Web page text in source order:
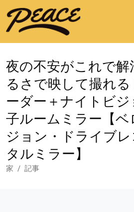
夜の不安がこれで解
るさで映して撮れ
ーダー＋ナイトビ
子ルームミラー【
ジョン・ドライブ
タルミラー】
家 記事